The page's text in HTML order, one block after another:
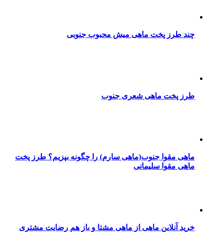
چند طرز پخت ماهی میش محبوب جنوبی
طرز پخت ماهی شعری جنوب
ماهی مقوا جنوب(ماهی سارم) را چگونه بپزیم؟ طرز پخت
ماهی مقوا سلیمانی
خرید آنلاین ماهی از ماهی مشتا و باز هم رضایت مشتری